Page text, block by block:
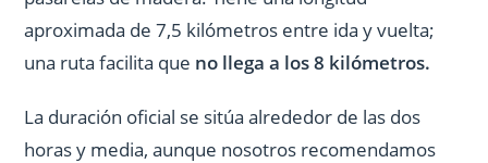
aproximada de 7,5 kilómetros entre ida y vuelta;
una ruta facilita que no llega a los 8 kilómetros.
La duración oficial se sitúa alrededor de las dos
horas y media, aunque nosotros recomendamos